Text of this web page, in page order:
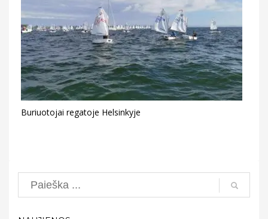
Buriuotojai regatoje Helsinkyje
Search